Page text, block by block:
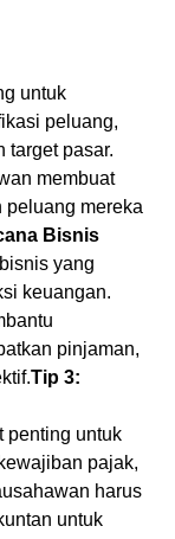
untuk
peluang,
target pasar.
membuat
peluang mereka
Bisnis
yang
keuangan.
pinjaman,
Tip 3:
penting untuk
pajak,
harus
untuk